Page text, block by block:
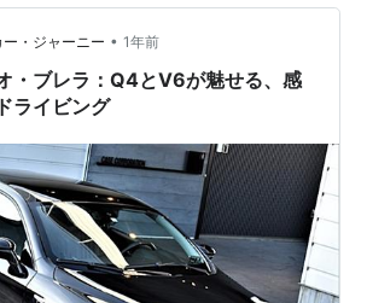
。 ただ、たぶんピニンファリーナが手
の方がカッコイイと思っています
ング参加中車好き ラン…
・ジャーニー • 1年前
・ブレラ：Q4とV6が魅せる、感
ライビング